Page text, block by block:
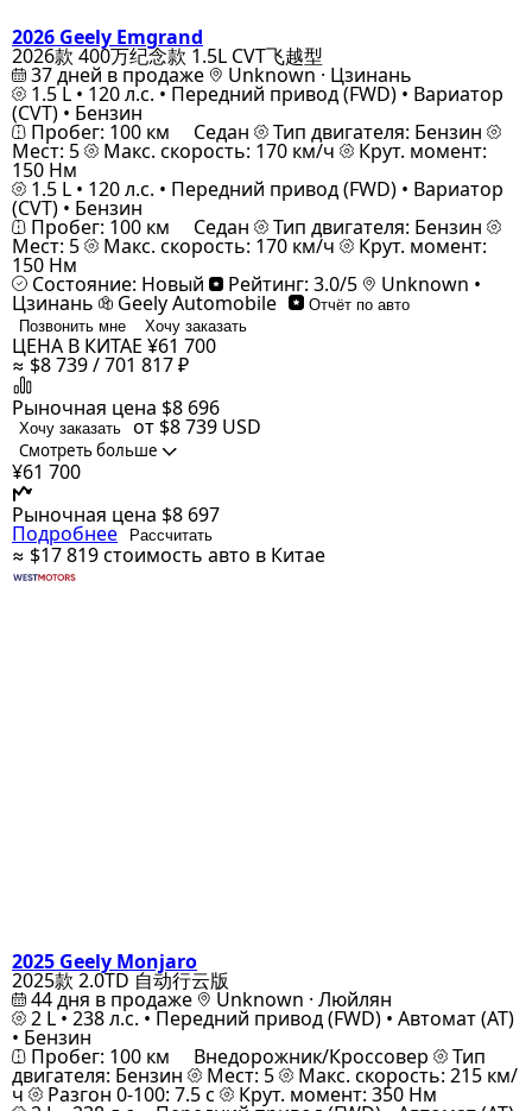
2026 Geely Emgrand
2026款 400万纪念款 1.5L CVT飞越型
37 дней в продаже Unknown · Цзинань
1.5 L • 120 л.с. • Передний привод (FWD) • Вариатор
(CVT) • Бензин
Пробег: 100 км Седан Тип двигателя: Бензин
Мест: 5 Макс. скорость: 170 км/ч Крут. момент:
150 Нм
1.5 L • 120 л.с. • Передний привод (FWD) • Вариатор
(CVT) • Бензин
Пробег: 100 км Седан Тип двигателя: Бензин
Мест: 5 Макс. скорость: 170 км/ч Крут. момент:
150 Нм
Состояние: Новый Рейтинг: 3.0/5 Unknown •
Цзинань Geely Automobile
Отчёт по авто
Позвонить мне
Хочу заказать
ЦЕНА В КИТАЕ ¥61 700
≈ $8 739 / 701 817 ₽
Рыночная цена $8 696
Хочу заказать от $8 739 USD
Смотреть больше
¥61 700
Рыночная цена $8 697
Подробнее Рассчитать
≈ $17 819стоимость авто в Китае
2025 Geely Monjaro
2025款 2.0TD 自动行云版
44 дня в продаже Unknown · Люйлян
2 L • 238 л.с. • Передний привод (FWD) • Автомат (AT)
• Бензин
Пробег: 100 км Внедорожник/Кроссовер Тип
двигателя: Бензин Мест: 5 Макс. скорость: 215 км/
ч Разгон 0-100: 7.5 с Крут. момент: 350 Нм